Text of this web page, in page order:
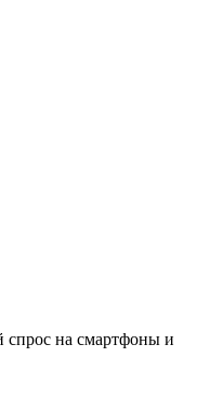
спрос на смартфоны и